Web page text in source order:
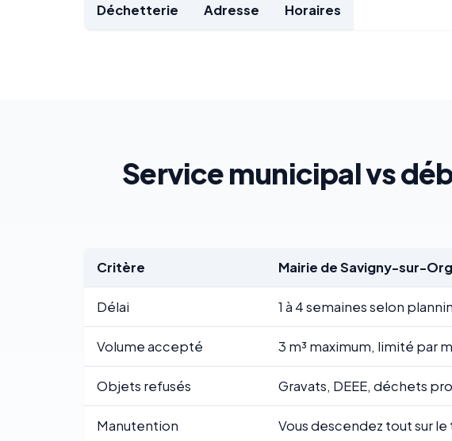
Déchetterie Adresse Horaires
Service municipal vs
Critère Mairie de Savigny-sur-
Délai 1 à 4 semaines selon
Volume accepté 3 m³ maximum, limité par
Objets refusés Gravats, DEEE, déchets
Manutention Vous descendez tout sur